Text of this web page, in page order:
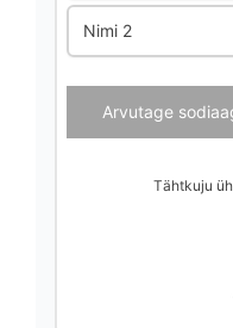
Nimi 2
Arvutage
Tähtkuju